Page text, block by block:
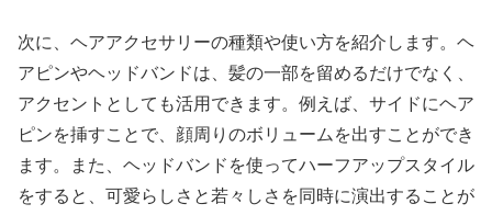
次に、ヘアアクセサリーの種類や使い方を紹介します。ヘ
アピンやヘッドバンドは、髪の一部を留めるだけでなく、
アクセントとしても活用できます。例えば、サイドにヘア
ピンを挿すことで、顔周りのボリュームを出すことができ
ます。また、ヘッドバンドを使ってハーフアップスタイル
をすると、可愛らしさと若々しさを同時に演出することが